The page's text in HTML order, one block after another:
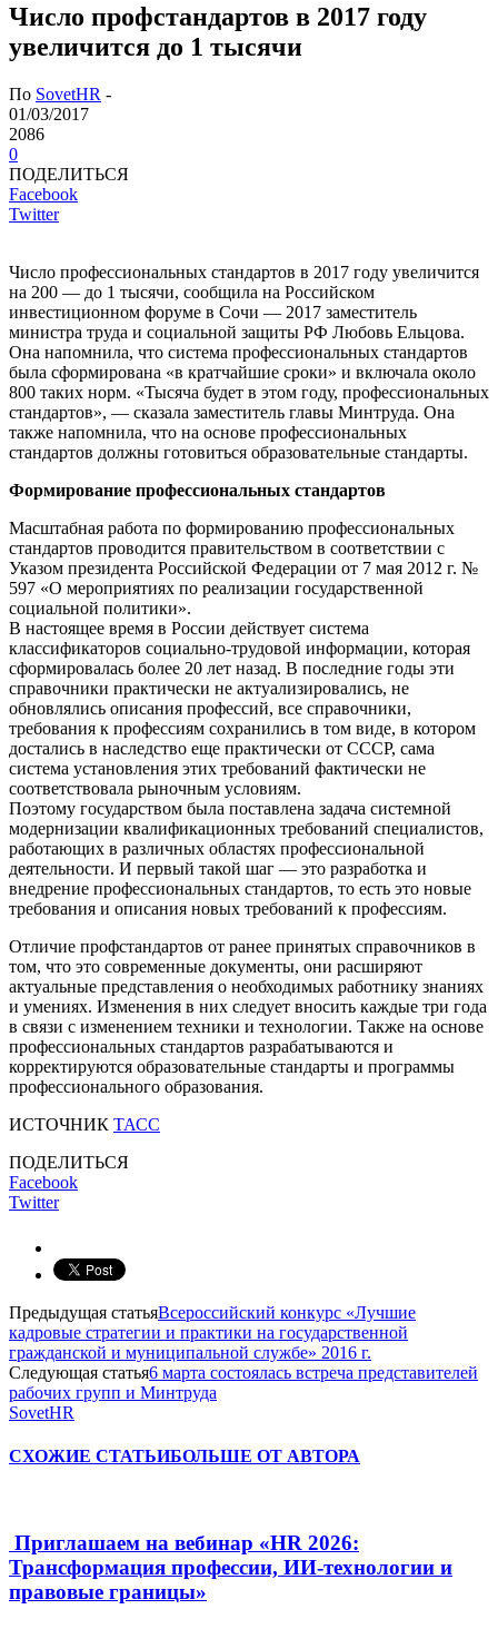
Число профстандартов в 2017 году
увеличится до 1 тысячи
По SovetHR -
01/03/2017
2086
0
ПОДЕЛИТЬСЯ
Facebook
Twitter
Число профессиональных стандартов в 2017 году увеличится
на 200 — до 1 тысячи, сообщила на Российском
инвестиционном форуме в Сочи — 2017 заместитель
министра труда и социальной защиты РФ Любовь Ельцова.
Она напомнила, что система профессиональных стандартов
была сформирована «в кратчайшие сроки» и включала около
800 таких норм. «Тысяча будет в этом году, профессиональных
стандартов», — сказала заместитель главы Минтруда. Она
также напомнила, что на основе профессиональных
стандартов должны готовиться образовательные стандарты.
Формирование профессиональных стандартов
Масштабная работа по формированию профессиональных
стандартов проводится правительством в соответствии с
Указом президента Российской Федерации от 7 мая 2012 г. №
597 «О мероприятиях по реализации государственной
социальной политики».
В настоящее время в России действует система
классификаторов социально-трудовой информации, которая
сформировалась более 20 лет назад. В последние годы эти
справочники практически не актуализировались, не
обновлялись описания профессий, все справочники,
требования к профессиям сохранились в том виде, в котором
достались в наследство еще практически от СССР, сама
система установления этих требований фактически не
соответствовала рыночным условиям.
Поэтому государством была поставлена задача системной
модернизации квалификационных требований специалистов,
работающих в различных областях профессиональной
деятельности. И первый такой шаг — это разработка и
внедрение профессиональных стандартов, то есть это новые
требования и описания новых требований к профессиям.
Отличие профстандартов от ранее принятых справочников в
том, что это современные документы, они расширяют
актуальные представления о необходимых работнику знаниях
и умениях. Изменения в них следует вносить каждые три года
в связи с изменением техники и технологии. Также на основе
профессиональных стандартов разрабатываются и
корректируются образовательные стандарты и программы
профессионального образования.
ИСТОЧНИК ТАСС
ПОДЕЛИТЬСЯ
Facebook
Twitter
Предыдущая статьяВсероссийский конкурс «Лучшие
кадровые стратегии и практики на государственной
гражданской и муниципальной службе» 2016 г.
Следующая статья6 марта состоялась встреча представителей
рабочих групп и Минтруда
SovetHR
СХОЖИЕ СТАТЬИБОЛЬШЕ ОТ АВТОРА
Приглашаем на вебинар «HR 2026:
Трансформация профессии, ИИ-технологии и
правовые границы»